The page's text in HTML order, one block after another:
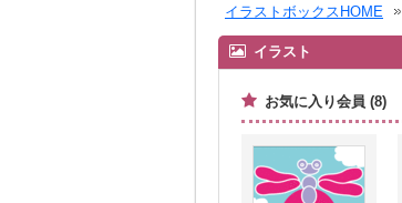
イラストボックスHOME
イラスト
お気に入り会員 (8)